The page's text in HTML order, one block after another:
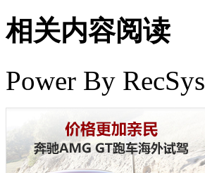
相关内容阅读
Power By RecSys